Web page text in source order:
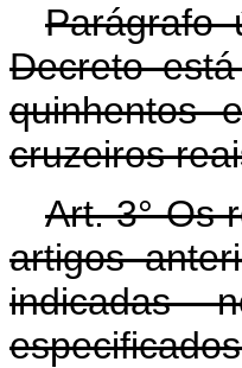
Parágrafo
Decreto
quinhentos
cruzeiros
Art. 3° Os
artigos
indicadas